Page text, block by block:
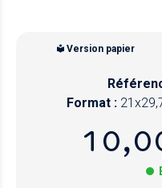
Version papier
Format :